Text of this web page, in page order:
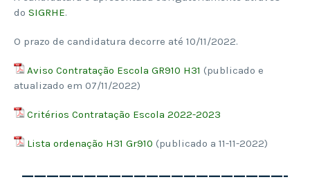
do SIGRHE.
O prazo de candidatura decorre até 10/11/2022.
Aviso Contratação Escola GR910 H31 (publicado e
atualizado em 07/11/2022)
Critérios Contratação Escola 2022-2023
Lista ordenação H31 Gr910 (publicado a 11-11-2022)
—————————————————————-